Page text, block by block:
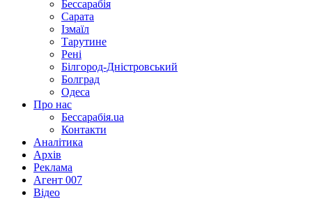
Бессарабія
Сарата
Ізмаїл
Тарутине
Рені
Білгород-Дністровський
Болград
Одеса
Про нас
Бессарабія.ua
Контакти
Аналітика
Архів
Реклама
Агент 007
Відео